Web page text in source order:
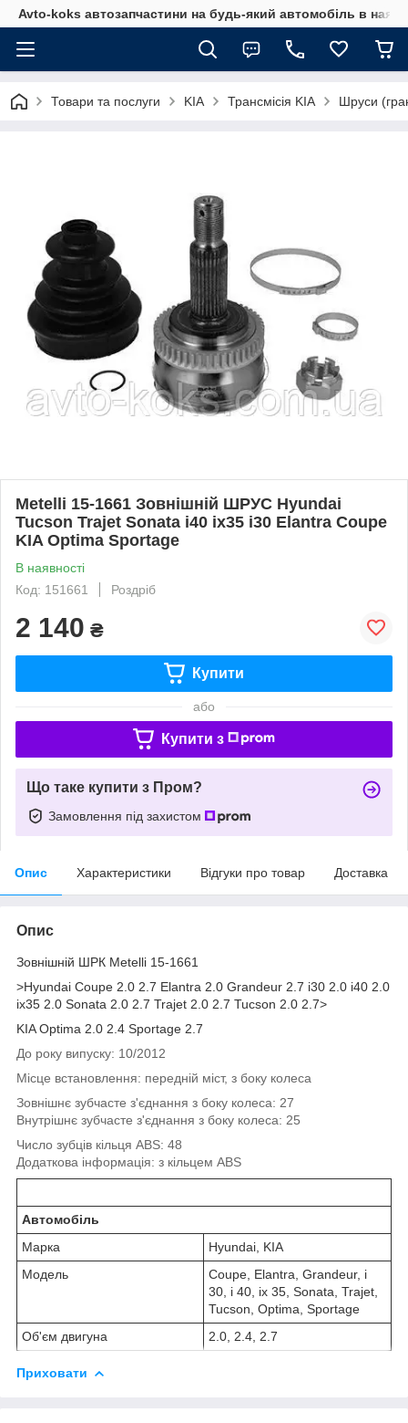
Avto-koks автозапчастини на будь-який автомобіль в
Товари та послуги KIA Трансмісія KIA Шруси
Metelli 15-1661 Зовнішній ШРУС Hyundai
Tucson Trajet Sonata i40 ix35 i30 Elantra Coupe
KIA Optima Sportage
В наявності
Код: 151661
Роздріб
2 140 ₴
Купити
або
Купити з
Що таке купити з Пром?
Замовлення під захистом
Опис Характеристики Відгуки про товар Доставка
Опис
Зовнішній ШРК Metelli 15-1661
>Hyundai Coupe 2.0 2.7 Elantra 2.0 Grandeur 2.7 i30 2.0 i40 2.0
ix35 2.0 Sonata 2.0 2.7 Trajet 2.0 2.7 Tucson 2.0 2.7>
KIA Optima 2.0 2.4 Sportage 2.7
До року випуску: 10/2012
Місце встановлення: передній міст, з боку колеса
Зовнішнє зубчасте з'єднання з боку колеса: 27
Внутрішнє зубчасте з'єднання з боку колеса: 25
Число зубців кільця ABS: 48
Додаткова інформація: з кільцем ABS
Автомобіль
Марка
Hyundai, KIA
Модель
Coupe, Elantra, Grandeur, i
30, i 40, ix 35, Sonata, Trajet,
Tucson, Optima, Sportage
Об'єм двигуна
2.0, 2.4, 2.7
Приховати